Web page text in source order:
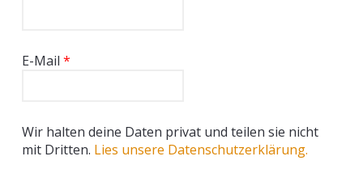
E-Mail*
Wir halten deine Daten privat und teilen sie nicht
mit Dritten. Lies unsere Datenschutzerklärung.